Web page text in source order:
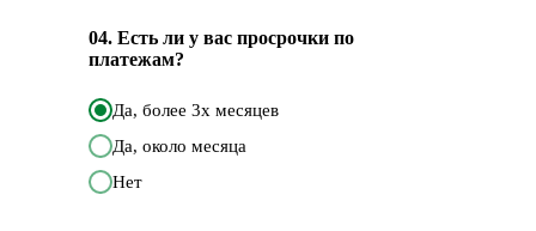
04. Есть ли у вас просрочки по
платежам?
Да, более 3х месяцев
Да, около месяца
Нет